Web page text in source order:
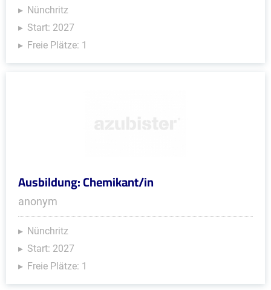
Nünchritz
Start: 2027
Freie Plätze: 1
Ausbildung: Chemikant/in
anonym
Nünchritz
Start: 2027
Freie Plätze: 1